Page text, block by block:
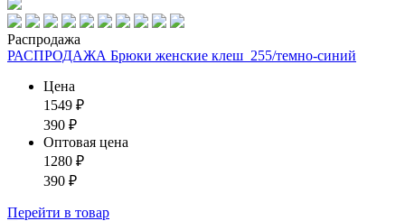
Распродажа
РАСПРОДАЖА Брюки женские клеш_255/темно-синий
Цена
1549 ₽
390 ₽
Оптовая цена
1280 ₽
390 ₽
Перейти в товар